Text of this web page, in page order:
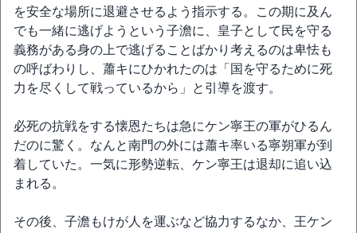
を安全な場所に退避させるよう指示する。この期に及ん
でも一緒に逃げようという子澹に、皇子として民を守る
義務がある身の上で逃げることばかり考えるのは卑怯も
の呼ばわりし、蕭キにひかれたのは「国を守るために死
力を尽くして戦っているから」と引導を渡す。
必死の抗戦をする懐恩たちは急にケン寧王の軍がひるん
だのに驚く。なんと南門の外には蕭キ率いる寧朔軍が到
着していた。一気に形勢逆転、ケン寧王は退却に追い込
まれる。
その後、子澹もけが人を運ぶなど協力するなか、王ケン